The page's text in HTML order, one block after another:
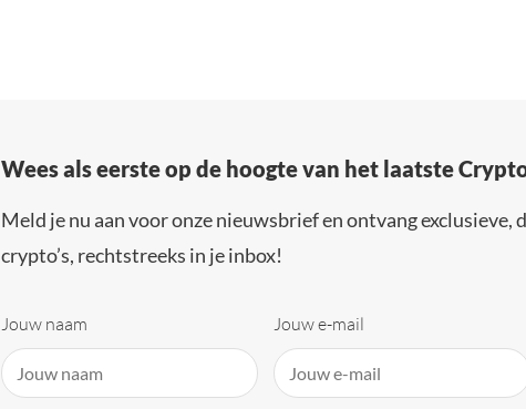
Wees als eerste op de hoogte van het laatste
Meld je nu aan voor onze nieuwsbrief en ontvang
crypto’s, rechtstreeks in je inbox!
Jouw naam Jouw e-mail